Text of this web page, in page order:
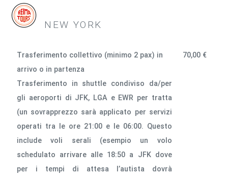
NEW YORK
Trasferimento collettivo (minimo 2 pax) in
arrivo o in partenza
Trasferimento in shuttle condiviso da/per
gli aeroporti di JFK, LGA e EWR per tratta
(un sovrapprezzo sarà applicato per servizi
operati tra le ore 21:00 e le 06:00. Questo
include voli serali (esempio un volo
schedulato arrivare alle 18:50 a JFK dove
per i tempi di attesa l’autista dovrà
70,00 €